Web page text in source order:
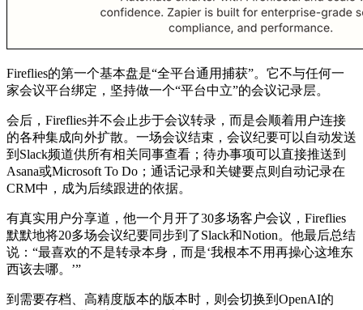
Fireflies的第一个基本盘是“全平台通用捕获”。它不与任何一
家会议平台绑定，坚持做一个“平台中立”的会议记录层。
会后，Fireflies并不会止步于会议转录，而是会顺着用户连接
的各种集成向外扩散。一场会议结束，会议纪要可以自动发送
到Slack频道供所有相关同事查看；待办事项可以直接推送到
Asana或Microsoft To Do；通话记录和关键要点则自动记录在
CRM中，成为后续跟进的依据。
有真实用户分享道，他一个月开了30多场客户会议，Fireflies
默默地将20多场会议纪要同步到了Slack和Notion。他最后总结
说：“最喜欢的不是转录本身，而是‘我根本不用再操心这堆东
西该去哪。’”
到需要存档、高精度版本的版本时，则会切换到OpenAI的